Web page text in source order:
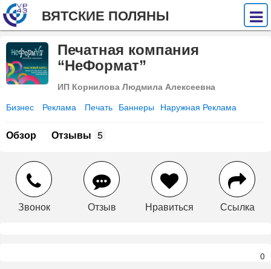
ВЯТСКИЕ ПОЛЯНЫ
Печатная компания
“НеФормат”
ИП Корнилова Людмила Алексеевна
Бизнес Реклама Печать Баннеры Наружная Реклама
Обзор Отзывы 5
Звонок Отзыв Нравиться Ссылка
0